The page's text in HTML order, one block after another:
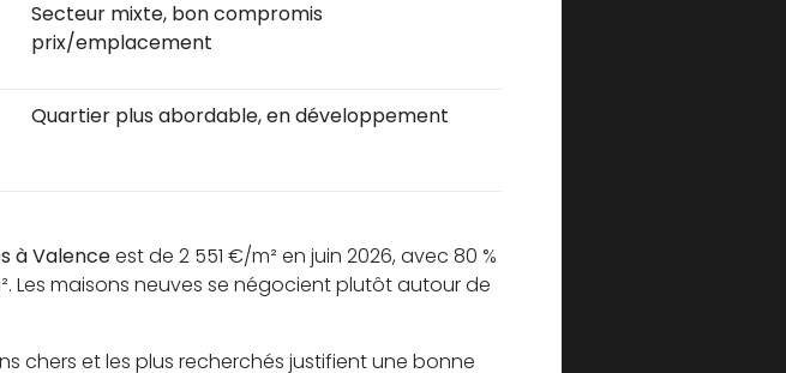
Secteur mixte, bon compromis
prix/emplacement
Quartier plus abordable, en développement
à Valenceest de 2 551 €/m² en juin 2026, avec 80 %
Les maisons neuves se négocient plutôt autour de
chers et les plus recherchés justifient une bonne